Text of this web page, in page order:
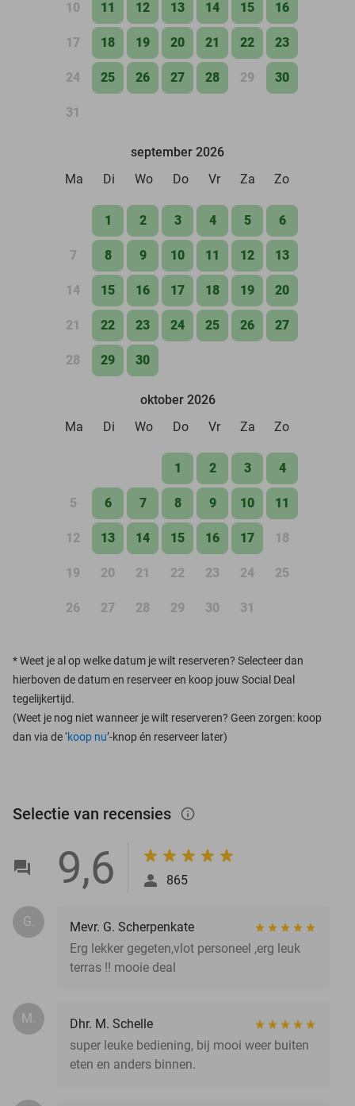
10 11 12 13 14 15 16
17 18 19 20 21 22 23
24 25 26 27 28 29 30
31
september 2026
Ma
Di Wo Do Vr Za Zo
1 2 3 4 5 6
7 8 9 10 11 12 13
14 15 16 17 18 19 20
21 22 23 24 25 26 27
28 29 30
oktober 2026
Ma
Di Wo Do Vr Za Zo
1 2 3 4
5 6 7 8 9 10 11
12 13 14 15 16 17 18
19 20 21 22 23 24 25
26 27 28 29 30 31
*Weet je al op welke datum je wilt reserveren? Selecteer dan
hierboven de datum en reserveer en koop jouw Social Deal
tegelijkertijd.
(Weet je nog niet wanneer je wilt reserveren? Geen zorgen: koop
dan via de ‘koop nu’-knop én reserveer later)
Selectie van recensies info_outlined
9,6 865
G.
Mevr. G. Scherpenkate
Erg lekker gegeten,vlot personeel ,erg leuk
terras !! mooie deal
M.
Dhr. M. Schelle
super leuke bediening, bij mooi weer buiten
eten en anders binnen.